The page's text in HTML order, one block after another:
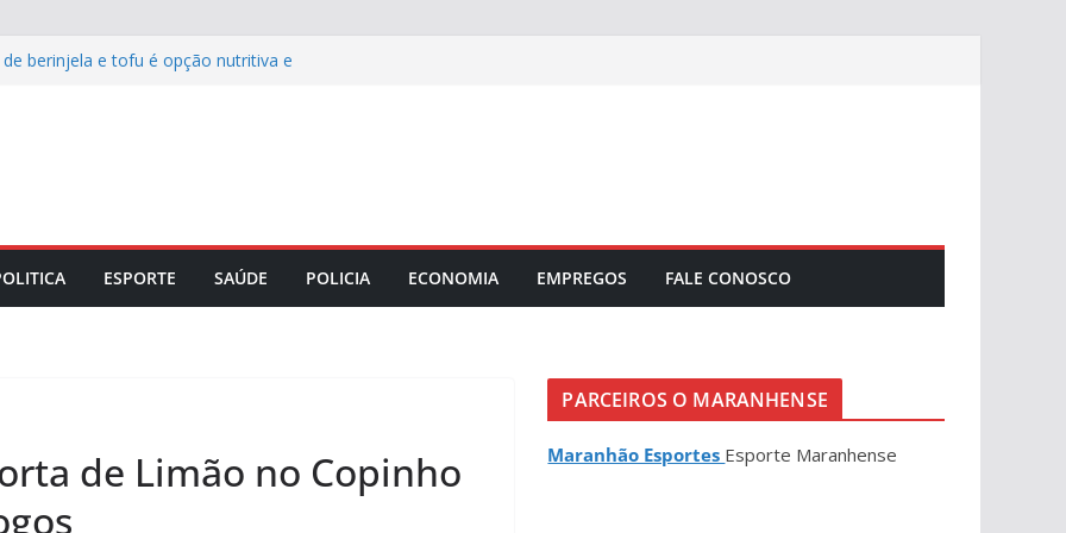
berinjela e tofu é opção nutritiva e
garante segurança jurídica a 60
da CNI a Roberto
a Ordem do Mérito Industrial
ESPORTE SAÚDE POLICIA ECONOMIA EMPREGOS FALE CONOSCO
de Limão no Copinho
PARCEIROS O MARANHENSE
Maranhão Esportes Esporte Maranhense